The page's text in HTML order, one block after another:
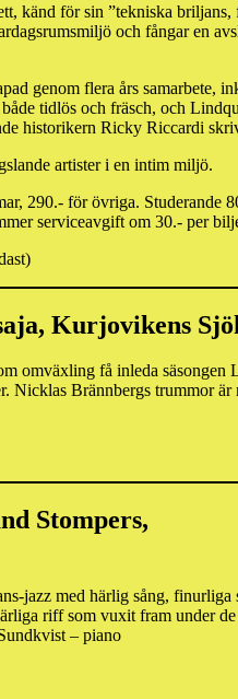
känd för sin ”tekniska
och fångar en
genom flera års
tidlös och fräsch, och
historikern Ricky Riccardi
artister i en intim miljö.
290.- för övriga. Studerande
serviceavgift om 30.- per
Kurjovikens
omväxling få inleda
Nicklas Brännbergs trummor
Stompers,
jazz med härlig sång,
riff som vuxit fram under
– piano